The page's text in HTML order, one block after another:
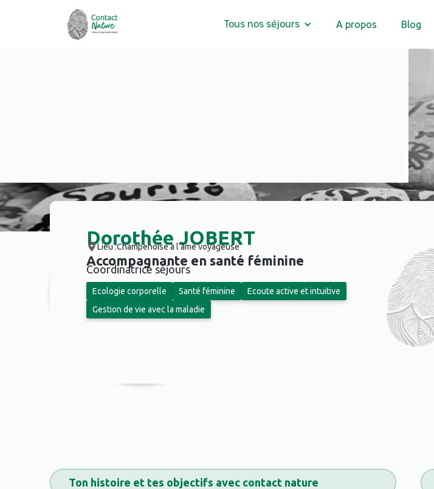
Tous nos séjours A propos Blog
Dorothée JOBERT
Lieu :Champenoise à l’âme voyageuse
Accompagnante en santé féminine
Coordinatrice séjours
Ecologie corporelle Santé féminine
Ecoute active et intuitive
Gestion de vie avec la maladie
Ton histoire et tes objectifs avec contact nature